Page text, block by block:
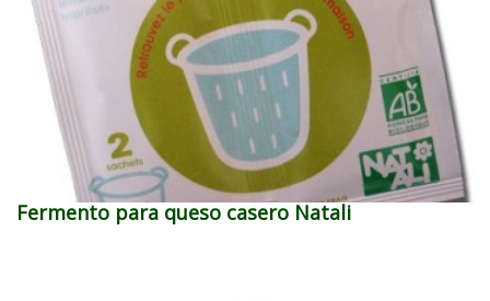
Fermento para queso casero Natali